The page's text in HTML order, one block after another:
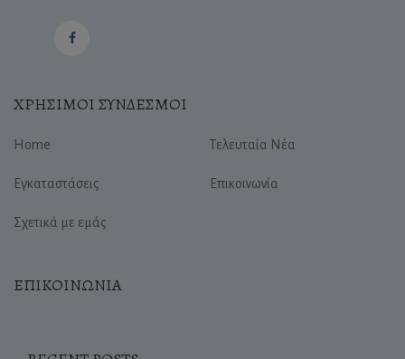
ΧΡΗΣΙΜΟΙ ΣΥΝΔΕΣΜΟΙ
Home
Εγκαταστάσεις
Σχετικά με εμάς
Τελευταία Νέα
Επικοινωνία
ΕΠΙΚΟΙΝΩΝΙΑ